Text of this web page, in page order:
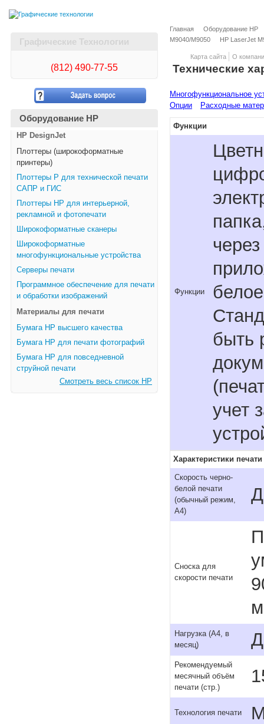
Карта сайта О
Графические Технологии
(812) 490-77-55
Оборудование HP
HP DesignJet
Плоттеры (широкоформатные
принтеры)
Плоттеры Р для технической печати
САПР и ГИС
Плоттеры НР для интерьерной,
рекламной и фотопечати
Широкоформатные сканеры
Широкоформатные
многофункциональные устройства
Серверы печати
Программное обеспечение для печати
и обработки изображений
Материалы для печати
Бумага HP высшего качества
Бумага HP для печати фотографий
Бумага HP для повседневной
струйной печати
Смотреть весь список HP
Главная
Оборудование HP
M9040/M9050
HP LaserJet
Технические
Многофункциональное
Опции
Расходные
Функции
Функции
быть
учет
Характеристики печати
Скорость черно-
белой печати
(обычный режим,
A4)
Сноска для
скорости печати
Нагрузка (А4, в
месяц)
Рекомендуемый
месячный объём
печати (стр.)
Технология печати